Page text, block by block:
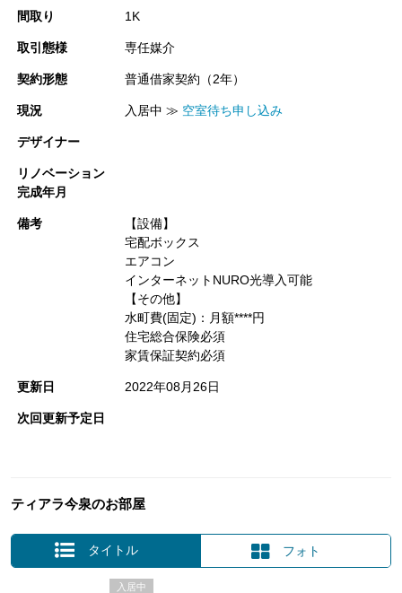
間取り 1K
取引態様 専任媒介
契約形態 普通借家契約（2年）
現況 入居中 ≫ 空室待ち申し込み
デザイナー
リノベーション
完成年月
備考
【設備】
宅配ボックス
エアコン
インターネットNURO光導入可能
【その他】
水町費(固定)：月額****円
住宅総合保険必須
家賃保証契約必須
更新日 2022年08月26日
次回更新予定日
ティアラ今泉のお部屋
タイトル フォト
入居中